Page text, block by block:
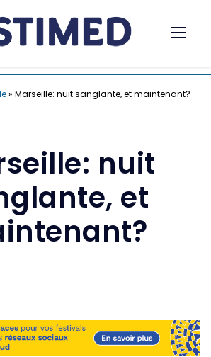
» Marseille: nuit sanglante, et maintenant?
nuit
et